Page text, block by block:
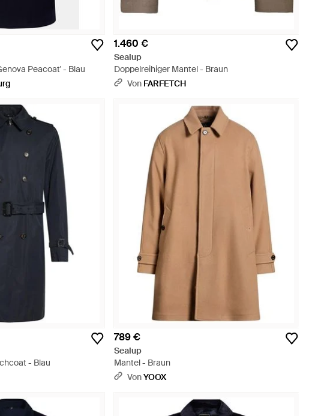
Peacoat' - Blau
1.460 €
Sealup
Doppelreihiger Mantel - Braun
Von FARFETCH
- Blau
789 €
Sealup
Mantel - Braun
VonYOOX